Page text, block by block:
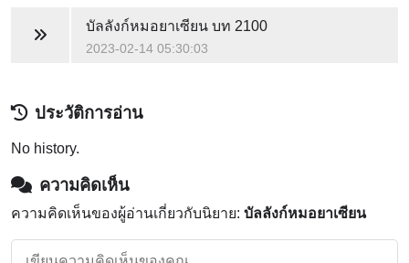
บัลลังก์หมอยาเซียนบท 2100
2023-02-14 05:30:03
ประวัติการอ่าน
No history.
ความคิดเห็น
ความคิดเห็นของผู้อ่านเกี่ยวกับนิยาย: บัลลังก์หมอยาเซียน